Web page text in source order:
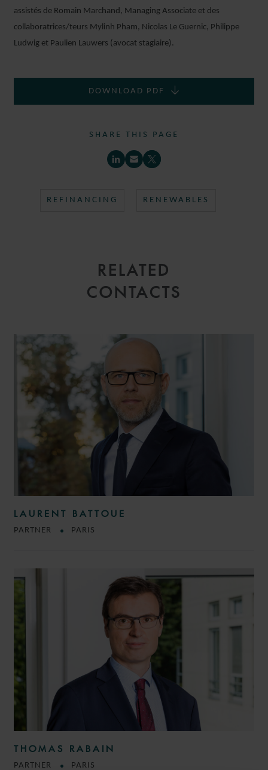
assistés de Romain Marchand, Managing Associate et des
collaboratrices/teurs Mylinh Pham, Nicolas Le Guernic, Philippe
Ludwig et Paulien Lauwers (avocat stagiaire).
DOWNLOAD PDF
SHARE THIS PAGE
REFINANCING RENEWABLES
RELATED
CONTACTS
LAURENT BATTOUE
PARTNER PARIS
THOMAS RABAIN
PARTNER PARIS